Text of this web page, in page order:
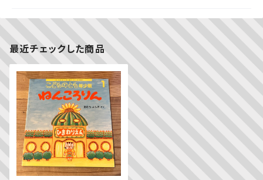
最近チェックした商品